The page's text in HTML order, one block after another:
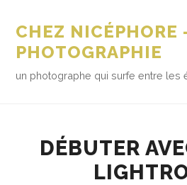
CHEZ NICÉPHORE
PHOTOGRAPHIE
un photographe qui surfe entre les
DÉBUTER